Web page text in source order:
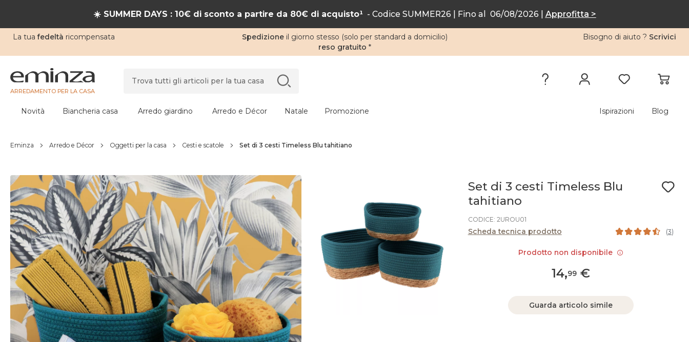
☀️ SUMMER DAYS : 10€ di sconto a partire da 80€ di acquisto¹- Codice SUMMER26 | Fino al 06/08/2026 | Approfitta >
La tua fedeltà ricompensata Spedizione il giorno stesso (solo per standard a domicilio)
reso gratuito *
Bisogno di aiuto ? Scrivici
ARREDAMENTO PER LA CASA
Novità Biancheria casa Arredo giardino Arredo e Décor Natale Promozione Ispirazioni Blog
Eminza Arredo e Décor Oggetti per la casa Cesti e scatole Set di 3 cesti Timeless Blu tahitiano
Set di 3 cesti Timeless Blu
tahitiano
CODICE: 2UROU01
Scheda tecnica prodotto (3)
14,99€
Guarda articolo simile